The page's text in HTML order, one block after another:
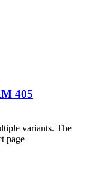
405
variants. The
page